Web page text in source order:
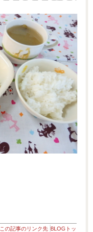
この記事のリンク先 BLOGトッ